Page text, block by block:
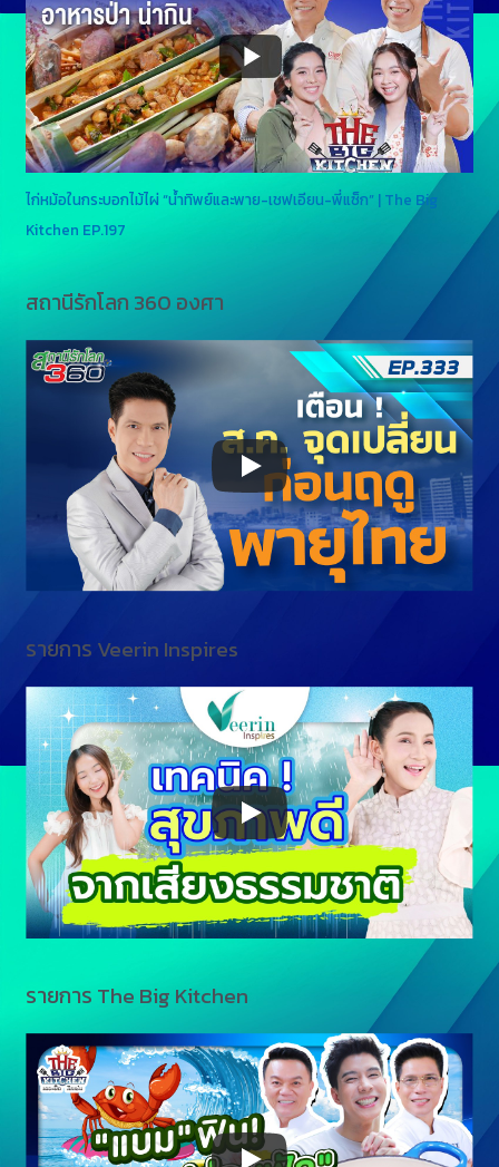
ไก่หม้อในกระบอกไม้ไผ่ “น้ำทิพย์และพาย-เชฟเอียน-พี่แซ็ก” | The Big
Kitchen EP.197
สถานีรักโลก 360 องศา
รายการ Veerin Inspires
รายการ The Big Kitchen